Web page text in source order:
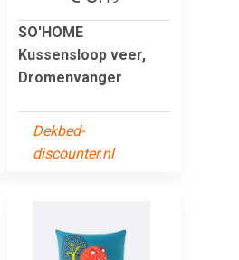
SO'HOME
Kussensloop veer,
Dromenvanger
Dekbed-
discounter.nl